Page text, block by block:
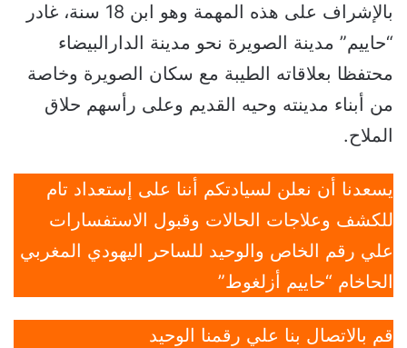
بالإشراف على هذه المهمة وهو ابن 18 سنة، غادر
“حاييم” مدينة الصويرة نحو مدينة الدارالبيضاء
محتفظا بعلاقاته الطيبة مع سكان الصويرة وخاصة
من أبناء مدينته وحيه القديم وعلى رأسهم حلاق
الملاح.
يسعدنا أن نعلن لسيادتكم أننا على إستعداد تام
للكشف وعلاجات الحالات وقبول الاستفسارات
علي رقم الخاص والوحيد للساحر اليهودي المغربي
الحاخام “حاييم أزلغوط”
قم بالاتصال بنا علي رقمنا الوحيد